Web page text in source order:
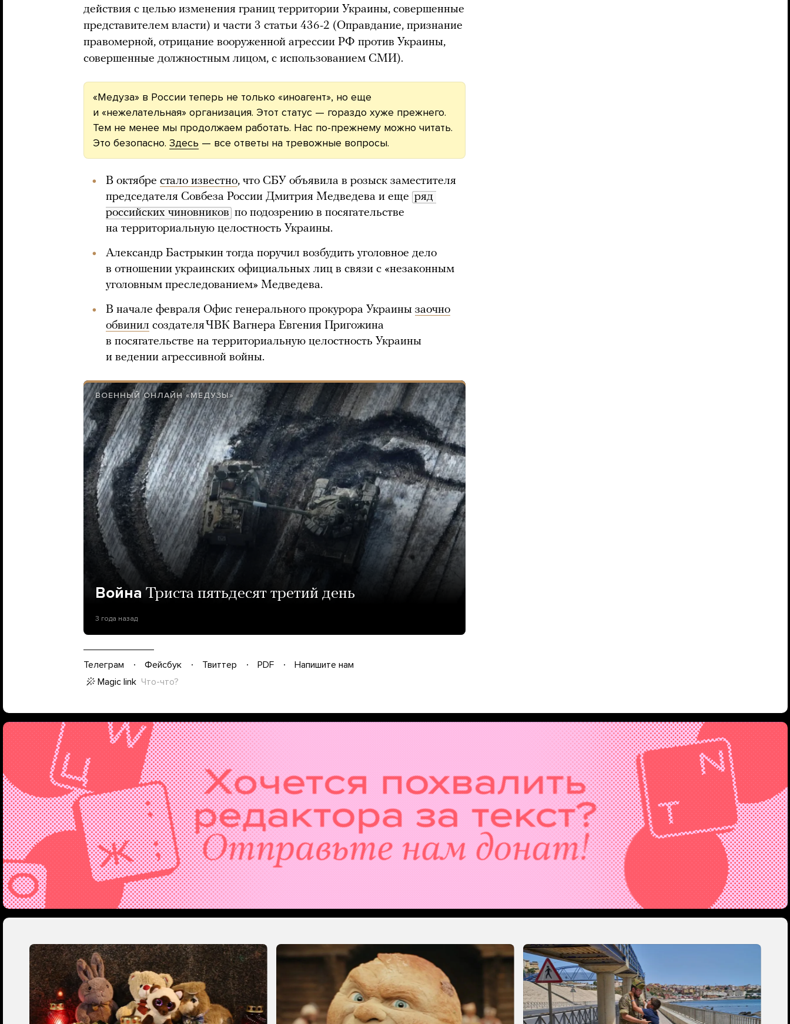
действия с целью изменения границ территории Украины, совершенные
представителем власти) и части 3 статьи 436-2 (Оправдание, признание
правомерной, отрицание вооруженной агрессии РФ против Украины,
совершенные должностным лицом, с использованием СМИ).
«Медуза» в России теперь не только «иноагент», но еще
и «нежелательная» организация. Этот статус — гораздо хуже прежнего.
Тем не менее мы продолжаем работать. Нас по-прежнему можно читать.
Это безопасно. Здесь — все ответы на тревожные вопросы.
В октябре стало известно, что СБУ объявила в розыск заместителя
председателя Совбеза России Дмитрия Медведева и еще ряд
российских чиновников по подозрению в посягательстве
на территориальную целостность Украины.
Александр Бастрыкин тогда поручил возбудить уголовное дело
в отношении украинских официальных лиц в связи с «незаконным
уголовным преследованием» Медведева.
В начале февраля Офис генерального прокурора Украины заочно
обвинил создателя ЧВК Вагнера Евгения Пригожина
в посягательстве на территориальную целостность Украины
и ведении агрессивной войны.
ВОЕННЫЙ ОНЛАЙН «МЕДУЗЫ»
Война Триста пятьдесят третий день
3 года назад
Телеграм Фейсбук Твиттер PDF
Напишите нам
Magic link Что-что?